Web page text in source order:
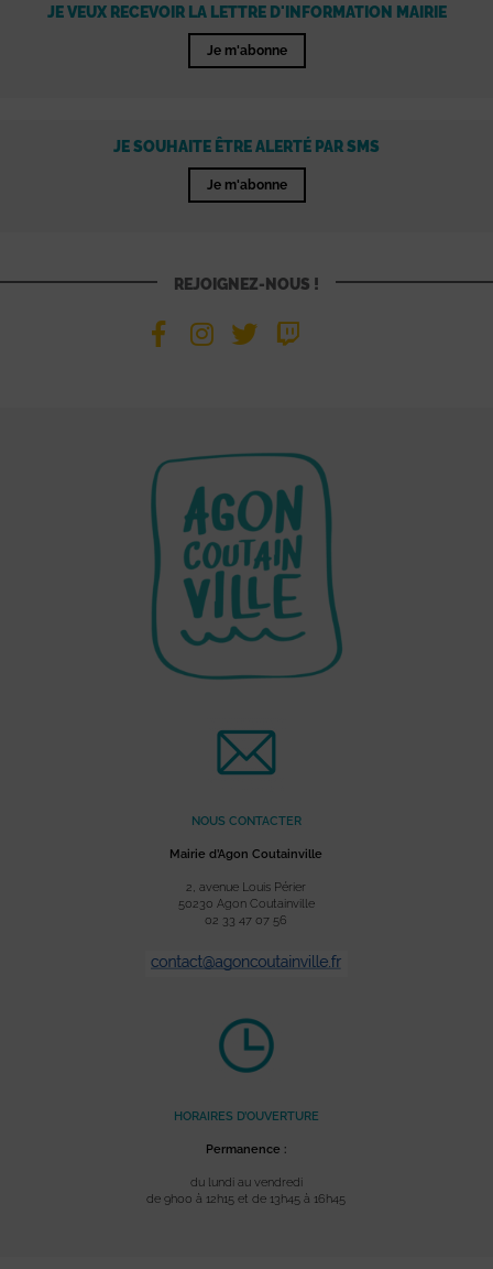
JE VEUX RECEVOIR LA LETTRE D'INFORMATION MAIRIE
Je m'abonne
JE SOUHAITE ÊTRE ALERTÉ PAR SMS
Je m'abonne
REJOIGNEZ-NOUS !
NOUS CONTACTER
Mairie d’Agon Coutainville
2, avenue Louis Périer
50230 Agon Coutainville
02 33 47 07 56
HORAIRES D’OUVERTURE
Permanence :
du lundi au vendredi
de 9h00 à 12h15 et de 13h45 à 16h45